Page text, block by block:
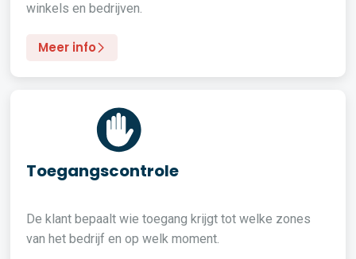
winkels en bedrijven.
Meer info
Toegangscontrole
De klant bepaalt wie toegang krijgt tot welke zones
van het bedrijf en op welk moment.